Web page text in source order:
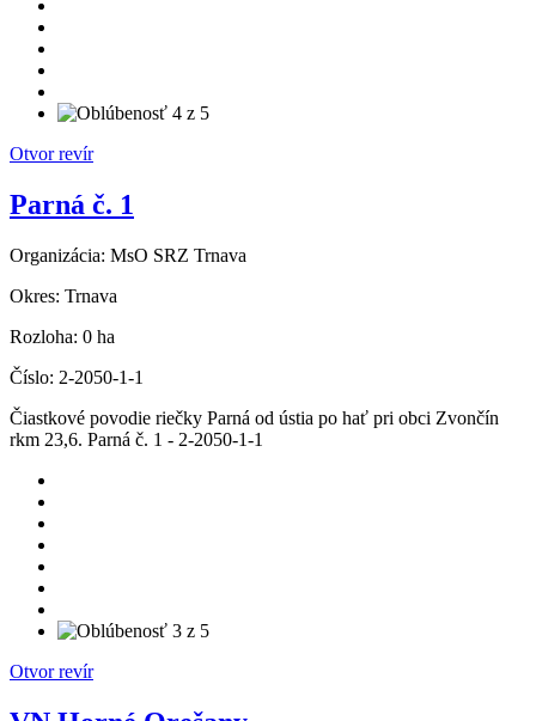
Otvor revír
Parná č. 1
Organizácia: MsO SRZ Trnava
Okres: Trnava
Rozloha: 0 ha
Číslo: 2-2050-1-1
Čiastkové povodie riečky Parná od ústia po hať pri obci Zvončín
rkm 23,6. Parná č. 1 - 2-2050-1-1
Otvor revír